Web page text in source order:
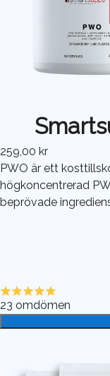
259,00 kr
PWO är ett
högkoncentrerad
beprövade
23 omdömen